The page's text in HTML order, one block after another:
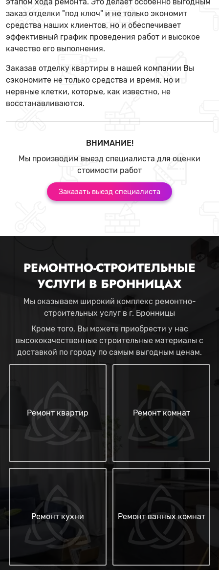
заказ отделки "под ключ" и не только экономит
средства наших клиентов, но и обеспечивает
эффективный график проведения работ и высокое
качество его выполнения.
Заказав отделку квартиры в нашей компании Вы
сэкономите не только средства и время, но и
нервные клетки, которые, как известно, не
восстанавливаются.
ВНИМАНИЕ!
Мы производим выезд специалиста для оценки
стоимости работ
Заказать выезд специалиста
РЕМОНТНО-СТРОИТЕЛЬНЫЕ
УСЛУГИ В БРОННИЦАХ
Мы оказываем широкий комплекс ремонтно-
строительных услуг в г. Бронницы
Кроме того, Вы можете приобрести у нас
высококачественные строительные материалы с
доставкой по городу по самым выгодным ценам.
Ремонт квартир Ремонт комнат
Ремонт кухни Ремонт ванных комнат